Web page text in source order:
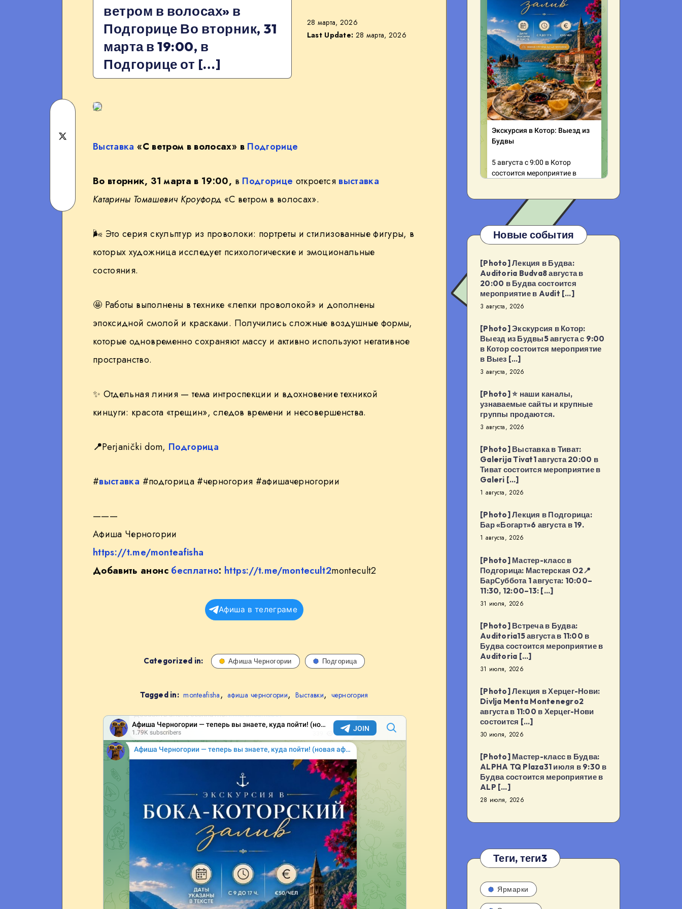
ветром в волосах» в
Подгорице Во вторник, 31
марта в 19:00, в
Подгорице от […]
28 марта, 2026
Last Update: 28 марта, 2026
Share
on
Telegram
on
WhatsApp
Выставка «С ветром в волосах» в Подгорице
Во вторник, 31 марта в 19:00, в Подгорице откроется выставка
Катарины Томашевич Кроуфорд «С ветром в волосах».
🌬 Это серия скульптур из проволоки: портреты и стилизованные фигуры, в
которых художница исследует психологические и эмоциональные
состояния.
🤩 Работы выполнены в технике «лепки проволокой» и дополнены
эпоксидной смолой и красками. Получились сложные воздушные формы,
которые одновременно сохраняют массу и активно используют негативное
пространство.
✨ Отдельная линия — тема интроспекции и вдохновение техникой
кинцуги: красота «трещин», следов времени и несовершенства.
📍Perjanički dom, Подгорица
#выставка #подгорица #черногория #афишачерногории
———
Афиша Черногории
https://t.me/monteafisha
Добавить анонс бесплатно: https://t.me/montecult2montecult2
Афиша в телеграме
Categorized in: Афиша Черногории Подгорица
Tagged in: monteafisha, афиша черногории, Выставки, черногория
Новые события
[Photo] Лекция в Будва:
Auditoria Budva8 августа в
20:00 в Будва состоится
мероприятие в Audit […]
3 августа, 2026
[Photo] Экскурсия в Котор:
Выезд из Будвы5 августа с 9:00
в Котор состоится мероприятие
в Выез […]
3 августа, 2026
[Photo] ⭐️ наши каналы,
узнаваемые сайты и крупные
группы продаются.
3 августа, 2026
[Photo] Выставка в Тиват:
Galerija Tivat1 августа 20:00 в
Тиват состоится мероприятие в
Galeri […]
1 августа, 2026
[Photo] Лекция в Подгорица:
Бар «Богарт»6 августа в 19.
1 августа, 2026
[Photo] Мастер-класс в
Подгорица: Мастерская О2📍
БарСуббота 1 августа: 10:00–
11:30, 12:00–13: […]
31 июля, 2026
[Photo] Встреча в Будва:
Auditoria15 августа в 11:00 в
Будва состоится мероприятие в
Auditoria […]
31 июля, 2026
[Photo] Лекция в Херцег-Нови:
Divlja Menta Montenegro2
августа в 11:00 в Херцег-Нови
состоится […]
30 июля, 2026
[Photo] Мастер-класс в Будва:
ALPHA TQ Plaza31 июля в 9:30 в
Будва состоится мероприятие в
ALP […]
28 июля, 2026
Теги, теги3
Ярмарки